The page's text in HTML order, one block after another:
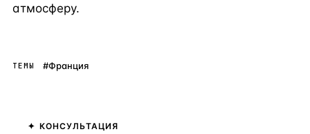
атмосферу.
ТЕМЫ #Франция
КОНСУЛЬТАЦИЯ